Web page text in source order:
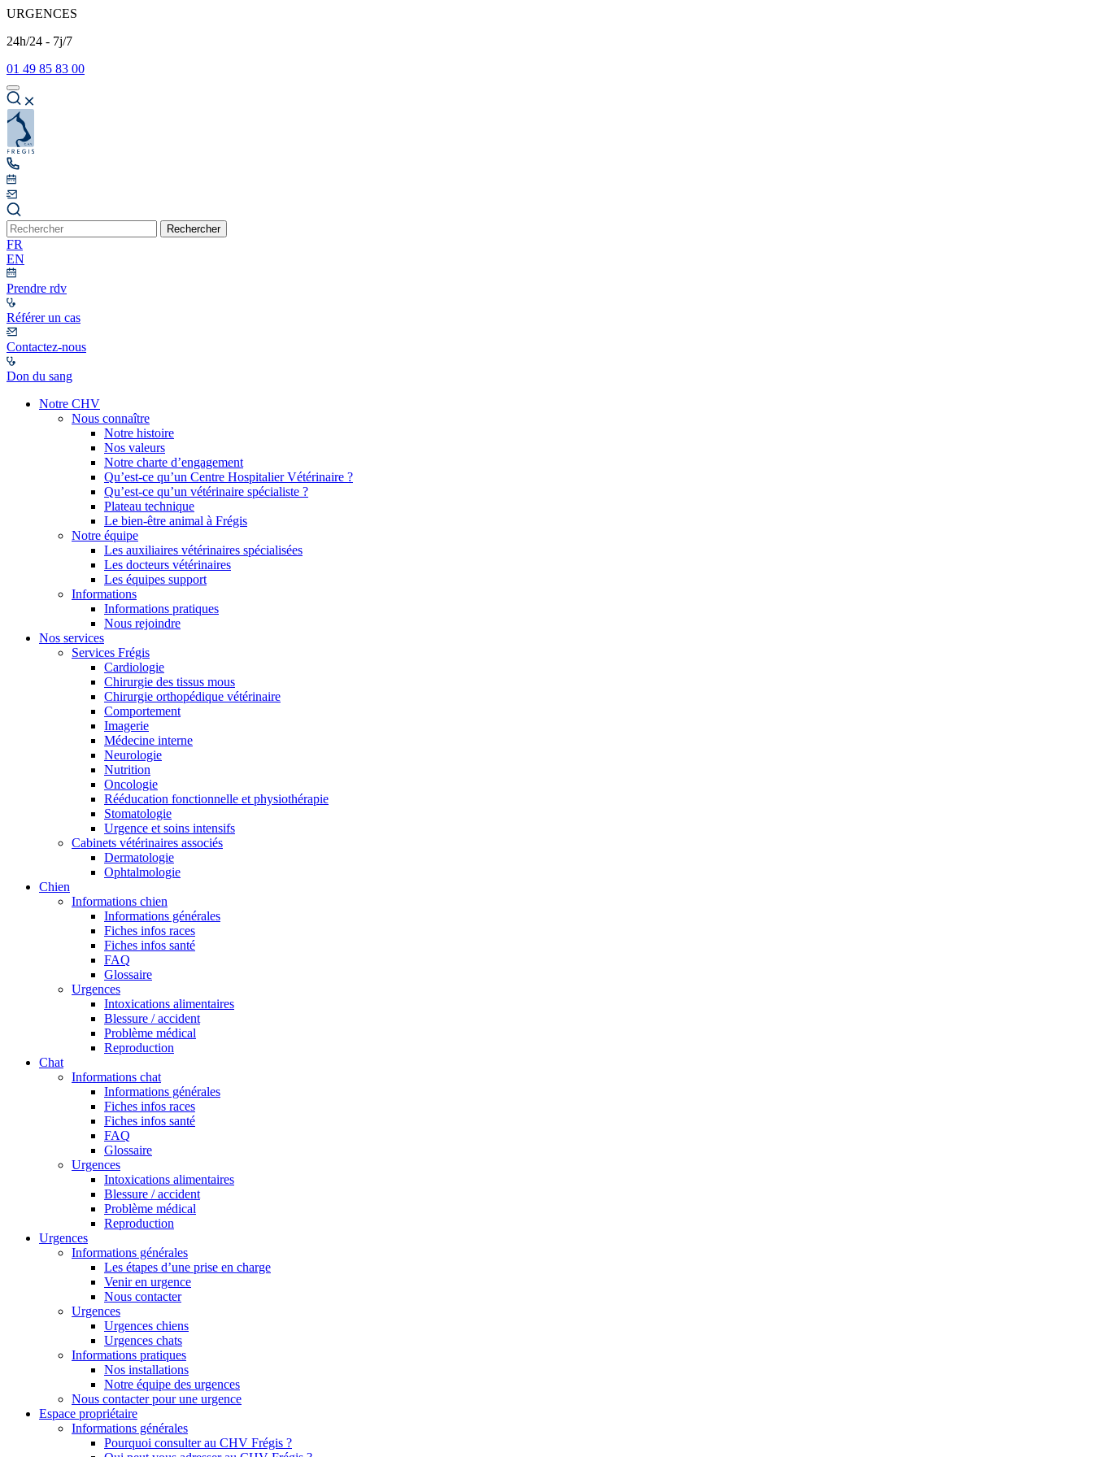
URGENCES
24h/24 - 7j/7
01 49 85 83 00
Rechercher
FR
EN
Prendre rdv
Référer un cas
Contactez-nous
Don du sang
Notre CHV
Nous connaître
Notre histoire
Nos valeurs
Notre charte d’engagement
Qu’est-ce qu’un Centre Hospitalier Vétérinaire ?
Qu’est-ce qu’un vétérinaire spécialiste ?
Plateau technique
Le bien-être animal à Frégis
Notre équipe
Les auxiliaires vétérinaires spécialisées
Les docteurs vétérinaires
Les équipes support
Informations
Informations pratiques
Nous rejoindre
Nos services
Services Frégis
Cardiologie
Chirurgie des tissus mous
Chirurgie orthopédique vétérinaire
Comportement
Imagerie
Médecine interne
Neurologie
Nutrition
Oncologie
Rééducation fonctionnelle et physiothérapie
Stomatologie
Urgence et soins intensifs
Cabinets vétérinaires associés
Dermatologie
Ophtalmologie
Chien
Informations chien
Informations générales
Fiches infos races
Fiches infos santé
FAQ
Glossaire
Urgences
Intoxications alimentaires
Blessure / accident
Problème médical
Reproduction
Chat
Informations chat
Informations générales
Fiches infos races
Fiches infos santé
FAQ
Glossaire
Urgences
Intoxications alimentaires
Blessure / accident
Problème médical
Reproduction
Urgences
Informations générales
Les étapes d’une prise en charge
Venir en urgence
Nous contacter
Urgences
Urgences chiens
Urgences chats
Informations pratiques
Nos installations
Notre équipe des urgences
Nous contacter pour une urgence
Espace propriétaire
Informations générales
Pourquoi consulter au CHV Frégis ?